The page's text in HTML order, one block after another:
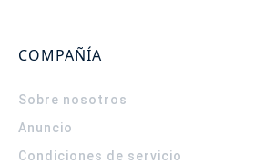
COMPAÑÍA
Sobre nosotros
Anuncio
Condiciones de servicio